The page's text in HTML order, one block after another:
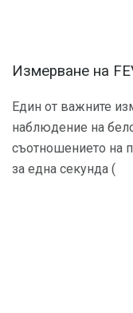
Измерване на
Един от важните
наблюдение на
съотношението на
за една секунда (